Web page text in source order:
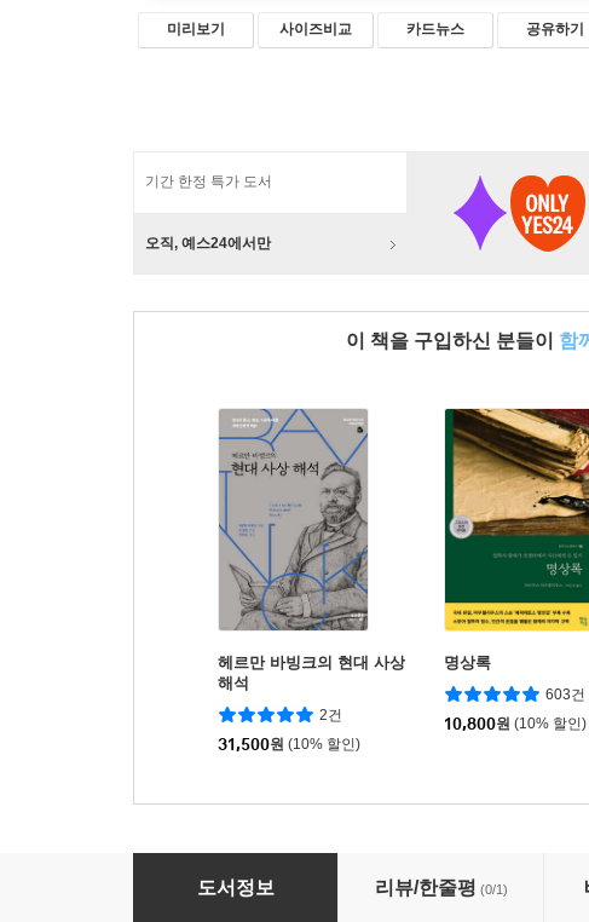
미리보기 사이즈비교 카드뉴스 공유하기
기간 한정 특가 도서
오직, 예스24에서만
이 책을 구입하신 분들이 함
헤르만 바빙크의 현대 사상
해석
2건
31,500원 (10% 할인)
명상록
603건
10,800원 (10% 할인)
헤르만 바빙크의 기독교와 믿음의 본질
도서정보 리뷰/한줄평 (0/1)